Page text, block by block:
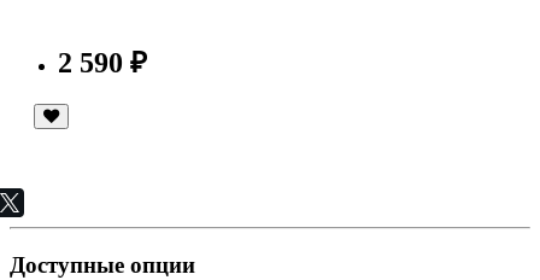
2 590 ₽
Доступные опции